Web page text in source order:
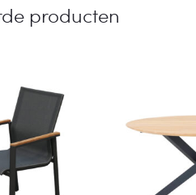
producten